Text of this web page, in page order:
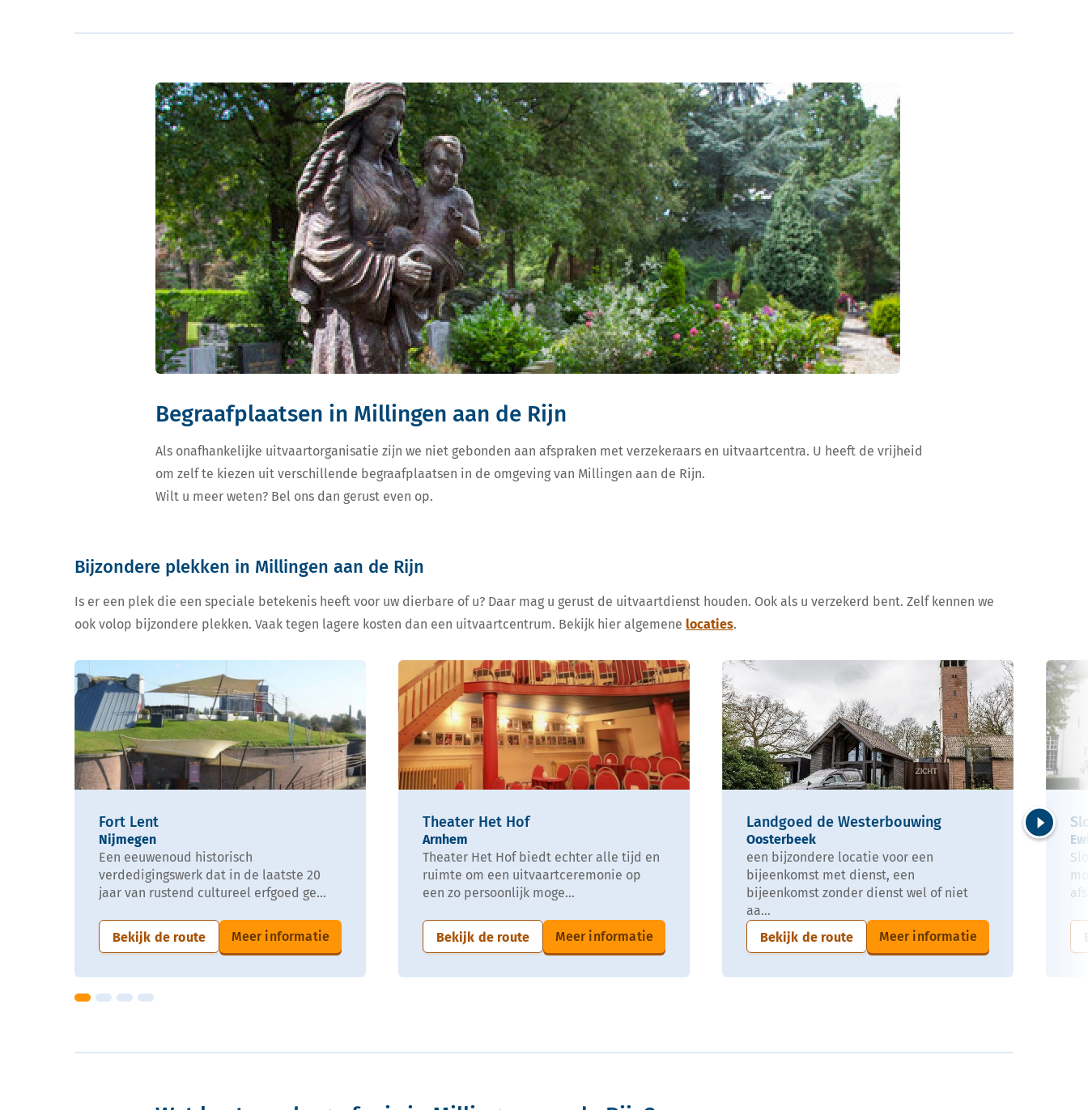
Begraafplaatsen in Millingen aan de Rijn
Als onafhankelijke uitvaartorganisatie zijn we niet gebonden aan afspraken met verzekeraars en uitvaartcentra. U heeft de vrijheid
om zelf te kiezen uit verschillende begraafplaatsen in de omgeving van Millingen aan de Rijn.
Wilt u meer weten? Bel ons dan gerust even op.
Bijzondere plekken in Millingen aan de Rijn
Is er een plek die een speciale betekenis heeft voor uw dierbare of u? Daar mag u gerust de uitvaartdienst houden. Ook als u verzekerd bent. Zelf kennen we
ook volop bijzondere plekken. Vaak tegen lagere kosten dan een uitvaartcentrum. Bekijk hier algemene locaties.
Fort Lent
Nijmegen
Een eeuwenoud historisch
verdedigingswerk dat in de laatste 20
jaar van rustend cultureel erfgoed ge...
Bekijk de route Meer informatie
Theater Het Hof
Arnhem
Theater Het Hof biedt echter alle tijd en
ruimte om een uitvaartceremonie op
een zo persoonlijk moge...
Bekijk de route Meer informatie
Landgoed de Westerbouwing
Oosterbeek
een bijzondere locatie voor een
bijeenkomst met dienst, een
bijeenkomst zonder dienst wel of niet
aa...
Bekijk de route
Meer informatie
Volgende